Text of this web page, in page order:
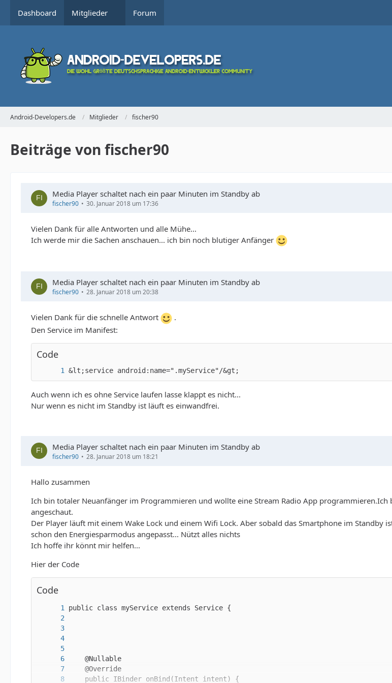
Dashboard Mitglieder Forum
Android-Developers.de Mitglieder fischer90
Beiträge von fischer90
Media Player schaltet nach ein paar Minuten im Standby ab
fischer90 30. Januar 2018 um 17:36
Vielen Dank für alle Antworten und alle Mühe...
Ich werde mir die Sachen anschauen... ich bin noch blutiger Anfänger
Media Player schaltet nach ein paar Minuten im Standby ab
fischer90 28. Januar 2018 um 20:38
Vielen Dank für die schnelle Antwort
.
Den Service im Manifest:
Code
&lt;service android:name=".myService"/&gt;
Auch wenn ich es ohne Service laufen lasse klappt es nicht...
Nur wenn es nicht im Standby ist läuft es einwandfrei.
Media Player schaltet nach ein paar Minuten im Standby ab
fischer90 28. Januar 2018 um 18:21
Hallo zusammen
Ich bin totaler Neuanfänger im Programmieren und wollte eine Stream Radio App
angeschaut.
Der Player läuft mit einem Wake Lock und einem Wifi Lock. Aber sobald das Smartphone im Standby
schon den Energiesparmodus angepasst... Nützt alles nichts
Ich hoffe ihr könnt mir helfen...
Hier der Code
Code